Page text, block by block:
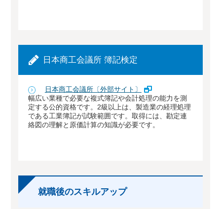
日本商工会議所 簿記検定
日本商工会議所〔外部サイト〕
幅広い業種で必要な複式簿記や会計処理の能力を測
定する公的資格です。2級以上は、製造業の経理処理
である工業簿記が試験範囲です。取得には、勘定連
絡図の理解と原価計算の知識が必要です。
就職後のスキルアップ